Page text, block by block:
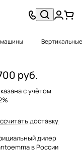
руб.
с учётом
доставку
дилер
в России